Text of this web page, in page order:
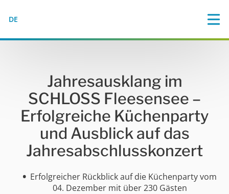
DE
Jahresausklang im
SCHLOSS Fleesensee –
Erfolgreiche Küchenparty
und Ausblick auf das
Jahresabschlusskonzert
Erfolgreicher Rückblick auf die Küchenparty vom
04. Dezember mit über 230 Gästen